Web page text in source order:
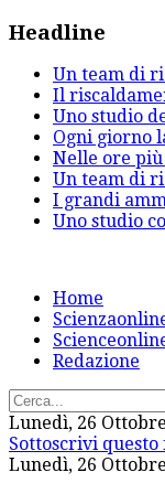
Headline
Un team di
Il
Uno studio
Ogni giorno
Nelle ore
Un team di
I grandi
Uno studio
Home
Redazione
Lunedì, 26
Sottoscrivi questo
Lunedì, 26